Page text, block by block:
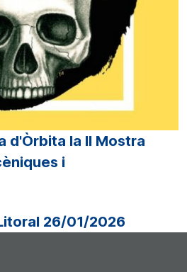
d'Òrbita la II Mostra
i
26/01/2026